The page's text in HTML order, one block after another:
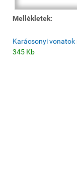
Mellékletek:
Karácsonyi
345 Kb